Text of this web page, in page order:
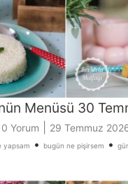
Menüsü 30
0 Yorum 29 Temmuz
yapsam • bugün ne pişirsem •